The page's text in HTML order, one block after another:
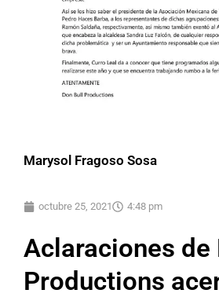
Marysol Fragoso Sosa
octubre 25, 2021 4:48 pm
Aclaraciones de
Productions